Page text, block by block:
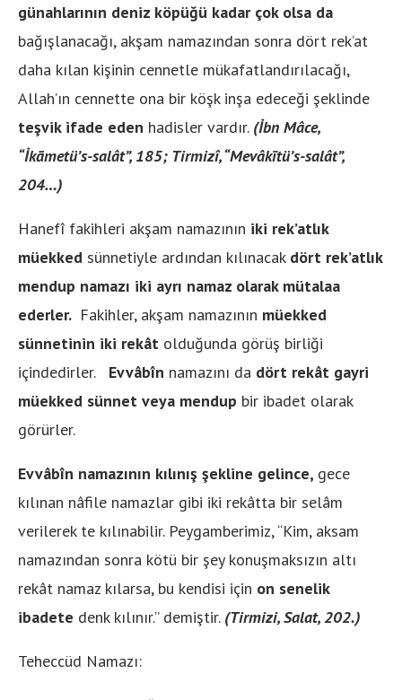
günahlarının deniz köpüğü kadar çok olsa da
bağışlanacağı, akşam namazından sonra dört rek’at
daha kılan kişinin cennetle mükafatlandırılacağı,
Allah’ın cennette ona bir köşk inşa edeceği şeklinde
teşvik ifade eden hadisler vardır. (İbn Mâce,
“İkāmetü’s-salât”, 185; Tirmizî, “Mevâkītü’s-salât”,
204…)
Hanefî fakihleri akşam namazının iki rek’atlık
müekked sünnetiyle ardından kılınacak dört rek’atlık
mendup namazı iki ayrı namaz olarak mütalaa
ederler. Fakihler, akşam namazının müekked
sünnetinin iki rekât olduğunda görüş birliği
içindedirler.
Evvâbîn namazını da dört rekât gayri
müekked sünnet veya mendup bir ibadet olarak
görürler.
Evvâbîn namazının kılınış şekline gelince, gece
kılınan nâfile namazlar gibi iki rekâtta bir selâm
verilerek te kılınabilir. Peygamberimiz, “Kim, aksam
namazından sonra kötü bir şey konuşmaksızın altı
rekât namaz kılarsa, bu kendisi için on senelik
ibadete denk kılınır.” demiştir. (Tirmizi, Salat, 202.)
Teheccüd Namazı: